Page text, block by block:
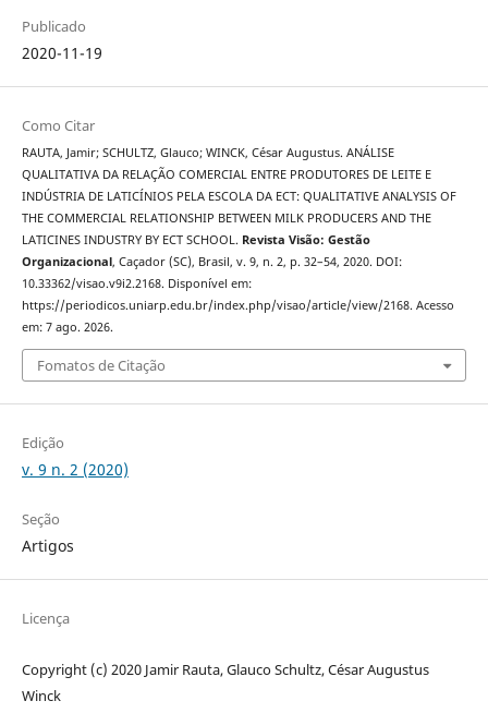
Publicado
2020-11-19
Como Citar
RAUTA, Jamir; SCHULTZ, Glauco; WINCK, César Augustus. ANÁLISE
QUALITATIVA DA RELAÇÃO COMERCIAL ENTRE PRODUTORES DE LEITE E
INDÚSTRIA DE LATICÍNIOS PELA ESCOLA DA ECT: QUALITATIVE ANALYSIS OF
THE COMMERCIAL RELATIONSHIP BETWEEN MILK PRODUCERS AND THE
LATICINES INDUSTRY BY ECT SCHOOL. Revista Visão: Gestão
Organizacional, Caçador (SC), Brasil, v. 9, n. 2, p. 32–54, 2020. DOI:
10.33362/visao.v9i2.2168. Disponível em:
https://periodicos.uniarp.edu.br/index.php/visao/article/view/2168. Acesso
em: 7 ago. 2026.
Fomatos de Citação
Edição
v. 9 n. 2 (2020)
Seção
Artigos
Licença
Copyright (c) 2020 Jamir Rauta, Glauco Schultz, César Augustus
Winck